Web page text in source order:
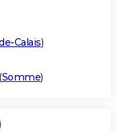
Calais)
Somme)